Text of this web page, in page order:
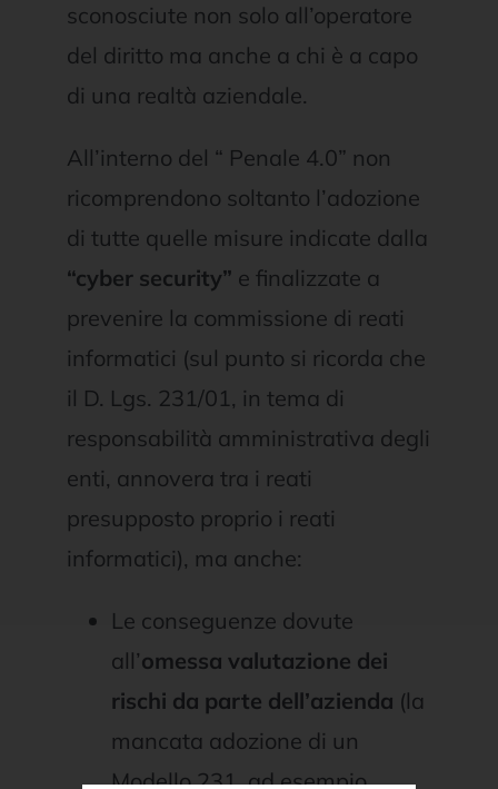
sconosciute non solo all’operatore
del diritto ma anche a chi è a capo
di una realtà aziendale.
All’interno del “ Penale 4.0” non
ricomprendono soltanto l’adozione
di tutte quelle misure indicate dalla
“cyber security” e finalizzate a
prevenire la commissione di reati
informatici (sul punto si ricorda che
il D. Lgs. 231/01, in tema di
responsabilità amministrativa degli
enti, annovera tra i reati
presupposto proprio i reati
informatici), ma anche:
Le conseguenze dovute
all’omessa valutazione dei
rischi da parte dell’azienda (la
mancata adozione di un
Modello 231, ad esempio,